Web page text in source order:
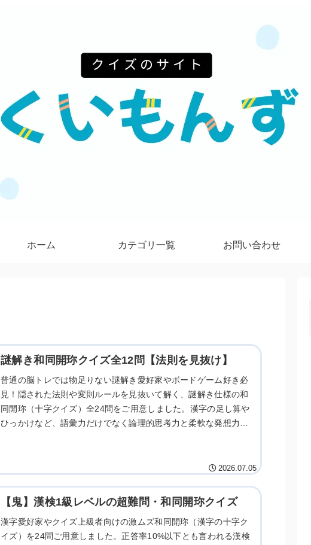
ホーム カテゴリ一覧 お問い合わせ
謎解き和同開珎クイズ全12問【法則を見抜け】
普通の脳トレでは物足りない謎解き愛好家やボードゲーム好き必
見！隠された法則や変則ルールを見抜いて解く、謎解き仕様の和
同開珎（十字クイズ）全24問をご用意しました。漢字の足し算や
ひっかけなど、語彙力だけでなく論理的思考力と柔軟な発想力が
2026.07.05
【鬼】漢検1級レベルの超難問・和同開珎クイズ
漢字愛好家やクイズ上級者向けの激ムズ和同開珎（漢字の十字ク
イズ）を24問ご用意しました。正答率10%以下とも言われる漢検